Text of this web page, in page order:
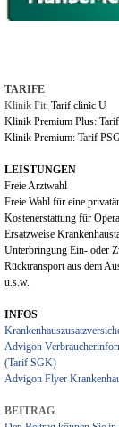
TARIFE
Klinik Fit: Tarif clinic U
Klinik Premium Plus:
Klinik Premium: Tarif
LEISTUNGEN
Freie Arztwahl
Freie Wahl für eine
Kostenerstattung für
Ersatzweise
Unterbringung Ein- oder
Rücktransport aus dem
u.s.w.
INFOS
Advigon
(Tarif SGK)
Advigon Flyer
BEITRAG